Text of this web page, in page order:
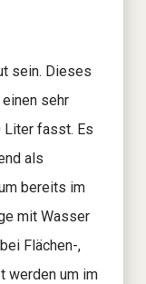
sein. Dieses
sehr
Liter fasst. Es
als
bereits im
mit Wasser
Flächen-,
werden um im